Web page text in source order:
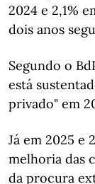
2024 e 2,1%
dois anos
Segundo o
está
privado" em
Já em 2025 e
melhoria das
da procura